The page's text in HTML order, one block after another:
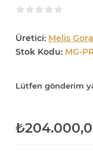
Üretici: Melis
Stok Kodu: MG-
Lütfen gönderim